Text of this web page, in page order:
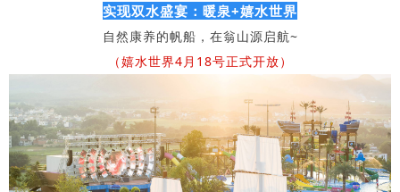
实现双水盛宴‌：暖泉+嬉水世界
自然康养的帆船，在翁山源启航~
（嬉水世界4月18号正式开放）